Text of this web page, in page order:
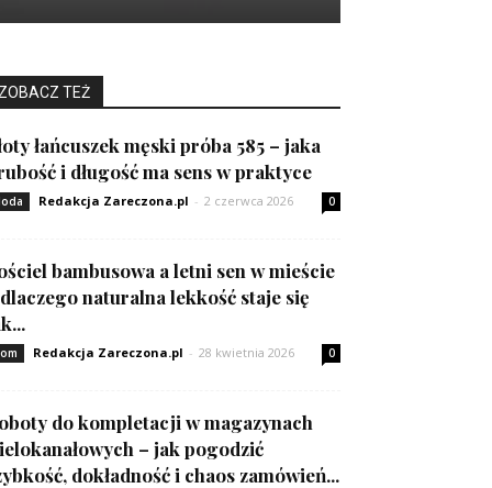
ZOBACZ TEŻ
łańcuszek męski próba 585 – jaka
i długość ma sens w praktyce
Redakcja Zareczona.pl - 2 czerwca 2026 0
bambusowa a letni sen w mieście
naturalna lekkość staje się
Redakcja Zareczona.pl - 28 kwietnia 2026 0
do kompletacji w magazynach
– jak pogodzić
dokładność i chaos zamówień...